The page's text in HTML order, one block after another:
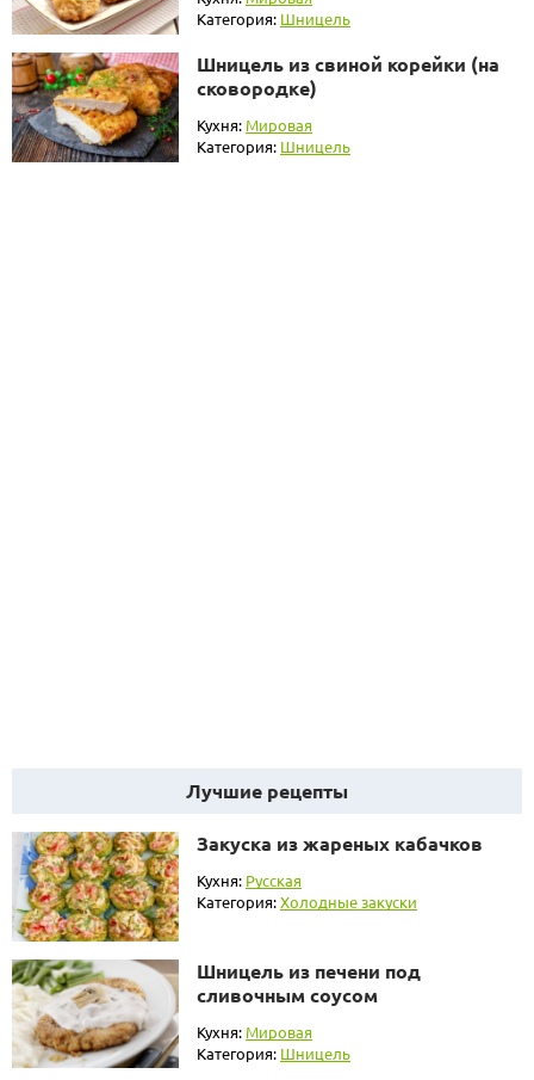
Категория: Шницель
Шницель из свиной корейки (на
сковородке)
Кухня: Мировая
Категория: Шницель
Лучшие рецепты
Закуска из жареных кабачков
Кухня: Русская
Категория:Холодные закуски
Шницель из печени под
сливочным соусом
Кухня: Мировая
Категория: Шницель